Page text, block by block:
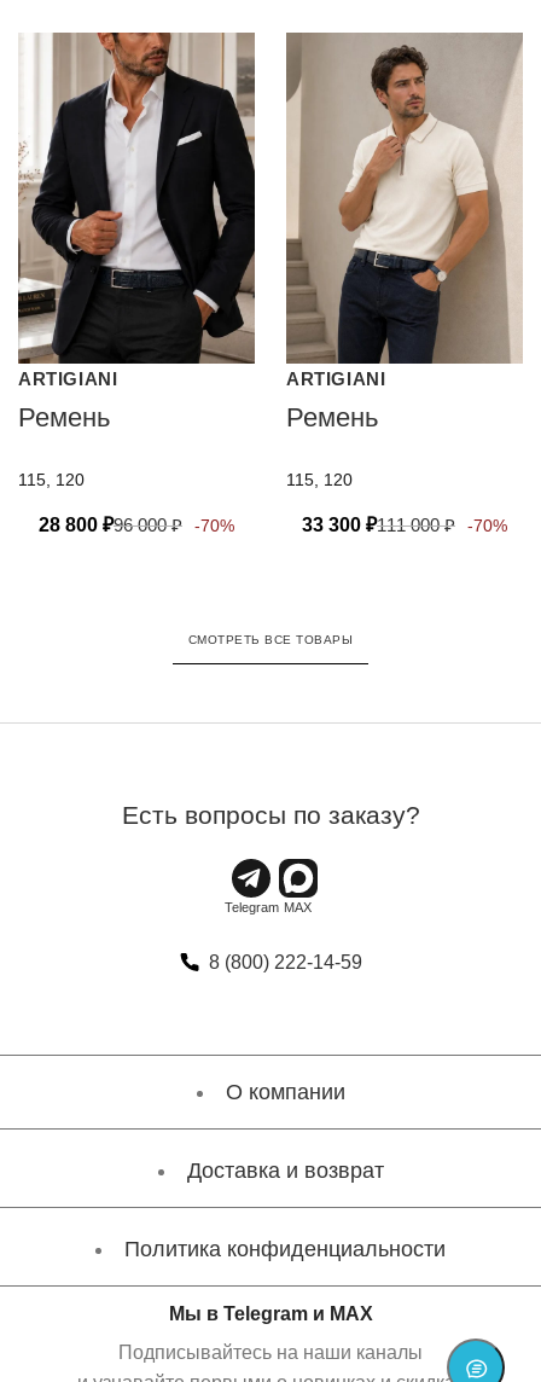
ARTIGIANI
Ремень
115, 120
28 800 ₽96 000₽ -70%
ARTIGIANI
Ремень
115, 120
33 300 ₽111 000₽ -70%
СМОТРЕТЬ ВСЕ ТОВАРЫ
Есть вопросы по заказу?
8 (800) 222-14-59
О компании
Доставка и возврат
Политика конфиденциальности
Мы в Telegram и MAX
Подписывайтесь на наши каналы